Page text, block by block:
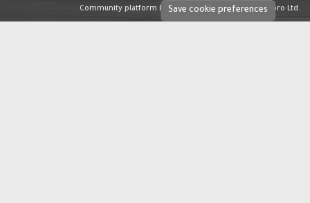
Community platform by XenForo® © 2010-2026 XenForo Ltd.
Save cookie preferences